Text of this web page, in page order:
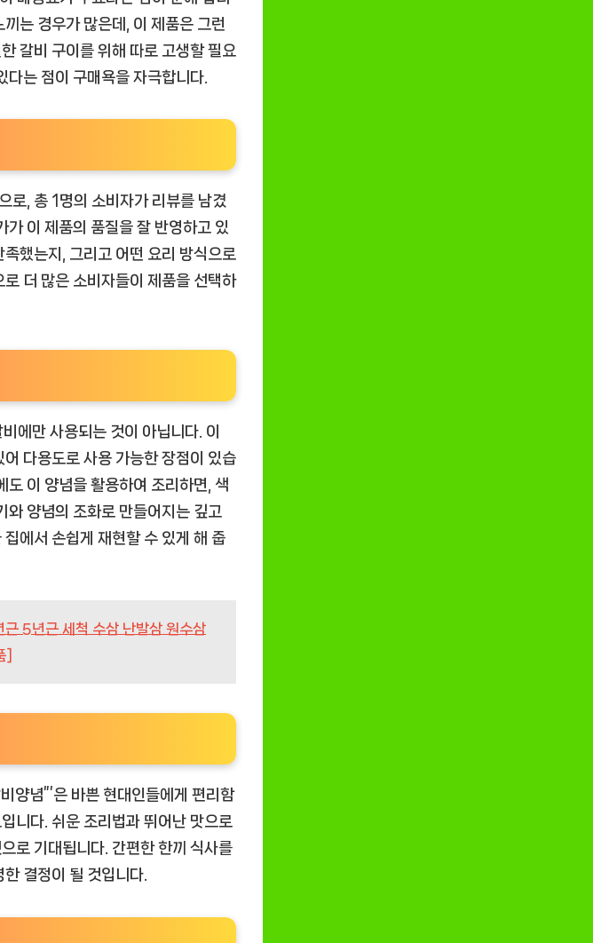
는 경우가 많은데, 이 제품은 그런
갈비 구이를 위해 따로 고생할 필요
다는 점이 구매욕을 자극합니다.
로, 총 1명의 소비자가 리뷰를 남겼
가 이 제품의 품질을 잘 반영하고 있
했는지, 그리고 어떤 요리 방식으로
더 많은 소비자들이 제품을 선택하
에만 사용되는 것이 아닙니다. 이
다용도로 사용 가능한 장점이 있습
도 이 양념을 활용하여 조리하면, 색
와 양념의 조화로 만들어지는 깊고
에서 손쉽게 재현할 수 있게 해 줍
5년근 세척 수삼 난발삼 원수삼
양념”’은 바쁜 현대인들에게 편리함
니다. 쉬운 조리법과 뛰어난 맛으로
로 기대됩니다. 간편한 한끼 식사를
결정이 될 것입니다.